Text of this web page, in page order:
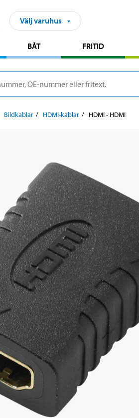
Välj varuhus
BÅT FRITID
Bildkablar HDMI-kablar HDMI - HDMI